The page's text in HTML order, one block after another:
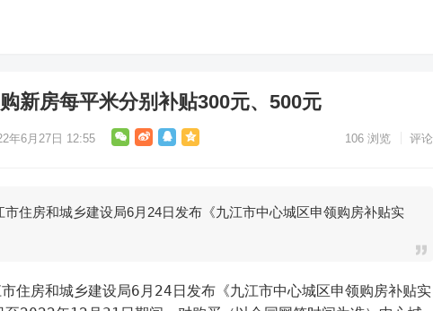
新房每平米分别补贴300元、500元
年6月27日 12:55 106 浏览 评论
住房和城乡建设局6月24日发布《九江市中心城区申领购房补贴实